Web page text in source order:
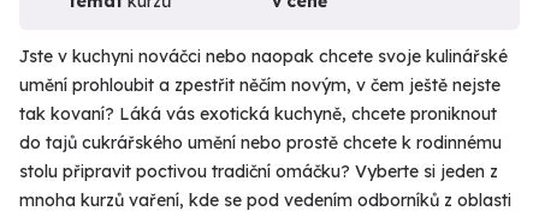
Jste v kuchyni nováčci nebo naopak chcete svoje kulinářské
umění prohloubit a zpestřit něčím novým, v čem ještě nejste
tak kovaní? Láká vás exotická kuchyně, chcete proniknout
do tajů cukrářského umění nebo prostě chcete k rodinnému
stolu připravit poctivou tradiční omáčku? Vyberte si jeden z
mnoha kurzů vaření, kde se pod vedením odborníků z oblasti